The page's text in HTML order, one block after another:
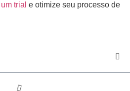
trial e otimize seu processo de